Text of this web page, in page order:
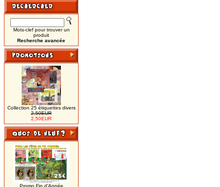
Mots-clef pour trouver un
produit
Recherche avancée
Collection 25 étiquettes divers
2,50EUR
2,50EUR
Promo Fin d'Année